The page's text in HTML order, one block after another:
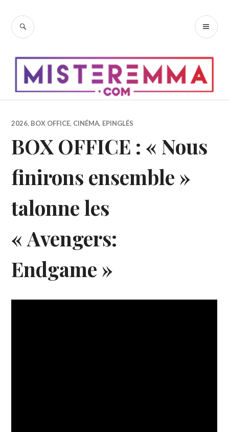
contenu
RECHERCHE
2026, BOX OFFICE, CINÉMA, EPINGLÉS
BOX OFFICE : « Nous
finirons ensemble »
talonne les
« Avengers:
Endgame »